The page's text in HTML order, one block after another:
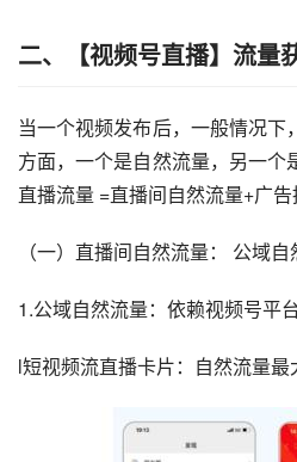
二、【视频号直播】 流量
当一个视频发布后，一般情况下
方面，一个是自然流量，另一个
直播流量 =直播间自然流量+广告
（一）直播间自然流量： 公域
1.公域自然流量：依赖视频号平
l短视频流直播卡片：自然流量